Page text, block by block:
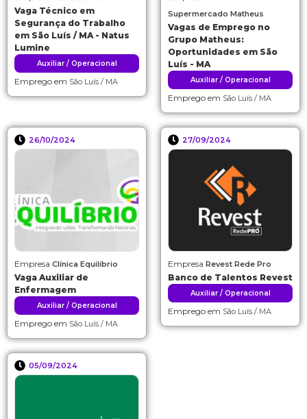
Vaga Técnico em
Segurança do Trabalho
em São Luís / MA - Natus
Lumine
Auxiliar / Operacional
Emprego em São Luís / MA
Supermercado Matheus
Vagas de Emprego no
Grupo Matheus:
Oportunidades em São
Luís - MA
Auxiliar / Operacional
Emprego em São Luís / MA
26/10/2024
Empresa Clínica Equilíbrio
Vaga Auxiliar de
Enfermagem
Auxiliar / Operacional
Emprego em São Luís / MA
27/09/2024
Empresa Revest Rede Pro
Banco de Talentos Revest
Auxiliar / Operacional
Emprego em São Luís / MA
05/09/2024